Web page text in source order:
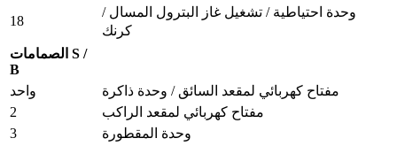
18
وحدة احتياطية / تشغيل غاز البترول المسال /
كرنك
الصمامات S /
B
واحد
مفتاح كهربائي لمقعد السائق / وحدة ذاكرة
2
مفتاح كهربائي لمقعد الراكب
3
وحدة المقطورة